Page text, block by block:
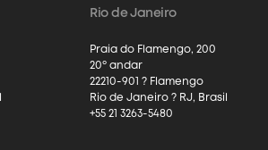
Rio de Janeiro
Praia do Flamengo, 200
20º andar
22210-901 ? Flamengo
Rio de Janeiro ? RJ, Brasil
+55 21 3263-5480